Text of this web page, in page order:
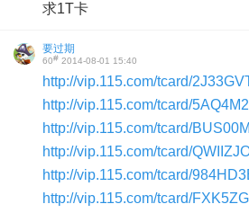
求1T卡
要过期
60# 2014-08-01 15:40
http://vip.115.com/tcard/
http://vip.115.com/tcard/
http://vip.115.com/tcard/
http://vip.115.com/tcard/
http://vip.115.com/tcard/
http://vip.115.com/tcard/